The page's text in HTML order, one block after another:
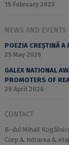
15 February 2023
NEWS AND EVENTS
POEZIA CREȘTINĂ A
25 May 2026
GALEX NATIONAL
PROMOTERS OF
29 April 2026
CONTACT
B-dul Mihail
Corp A, Intrarea A,